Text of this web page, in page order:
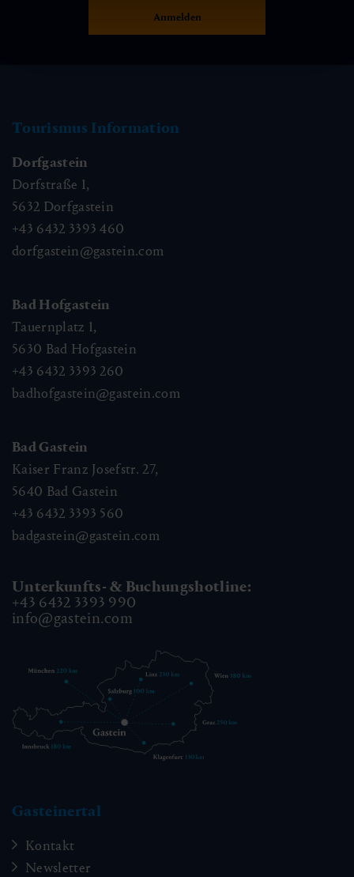
Tourismus Information
Dorfgastein
Dorfstraße 1,
5632 Dorfgastein
+43 6432 3393 460
dorfgastein@gastein.com
Bad Hofgastein
Tauernplatz 1,
5630 Bad Hofgastein
+43 6432 3393 260
badhofgastein@gastein.com
Bad Gastein
Kaiser Franz Josefstr. 27,
5640 Bad Gastein
+43 6432 3393 560
badgastein@gastein.com
Unterkunfts- & Buchungshotline:
+43 6432 3393 990
info@gastein.com
Gasteinertal
Kontakt
Newsletter